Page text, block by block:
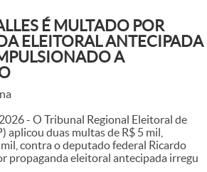
É MULTADO POR
ELEITORAL ANTECIPADA
A
- O Tribunal Regional Eleitoral de
aplicou duas multas de R$ 5 mil,
contra o deputado federal Ricardo
propaganda eleitoral antecipada irregu